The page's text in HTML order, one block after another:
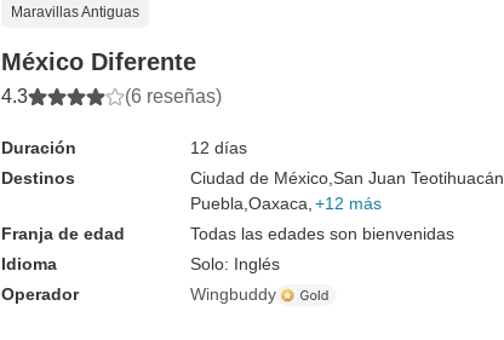
Maravillas Antiguas
México Diferente
4.3 (6 reseñas)
Duración
12 días
Destinos
Ciudad de México, San Juan Teotihuacán,
Puebla, Oaxaca, +12 más
Franja de edad
Todas las edades son bienvenidas
Idioma
Solo: Inglés
Operador
Wingbuddy